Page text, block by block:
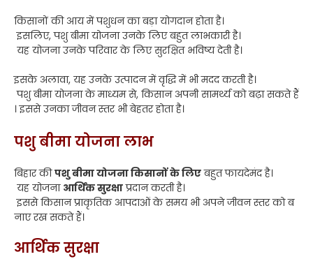
किसानों की आय में पशुधन का बड़ा योगदान होता है।
इसलिए, पशु बीमा योजना उनके लिए बहुत लाभकारी है।
यह योजना उनके परिवार के लिए सुरक्षित भविष्य देती है।
इसके अलावा, यह उनके उत्पादन में वृद्धि में भी मदद करती है।
पशु बीमा योजना के माध्यम से, किसान अपनी सामर्थ्य को बढ़ा सकते हैं
। इससे उनका जीवन स्तर भी बेहतर होता है।
पशु बीमा योजना लाभ
बिहार कीपशु बीमा योजना किसानों के लिएबहुत फायदेमंद है।
यह योजना आर्थिक सुरक्षाप्रदान करती है।
इससे किसान प्राकृतिक आपदाओं के समय भी अपने जीवन स्तर को ब
नाए रख सकते हैं।
आर्थिक सुरक्षा